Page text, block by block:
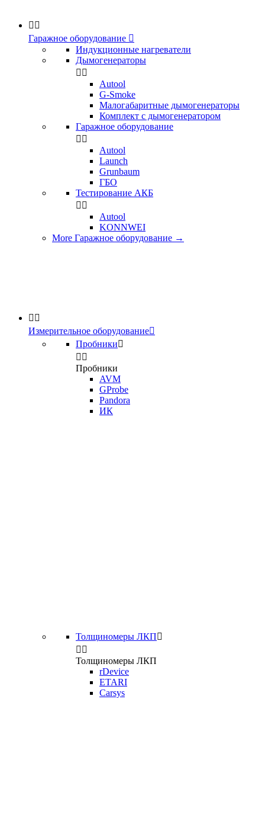
 
Гаражное оборудование 
Индукционные нагреватели
Дымогенераторы
 
Аutool
G-Smoke
Малогабаритные дымогенераторы
Комплект с дымогенератором
Гаражное оборудование
 
Autool
Launch
Grunbaum
ГБО
Тестирование АКБ
 
Autool
KONNWEI
More Гаражное оборудование →
 
Измерительное оборудование
Пробники
 
Пробники
AVM
GProbe
Pandora
ИК
Толщиномеры ЛКП
 
Толщиномеры ЛКП
rDevice
ETARI
Carsys